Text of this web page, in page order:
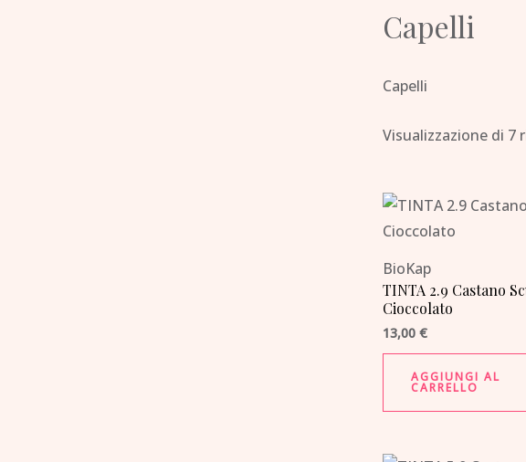
Capelli
Capelli
Visualizzazione di 7
BioKap
TINTA 2.9 Castano
Cioccolato
13,00 €
AGGIUNGI AL
CARRELLO